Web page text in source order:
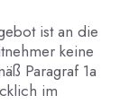
ist an die
keine
Paragraf 1a
im